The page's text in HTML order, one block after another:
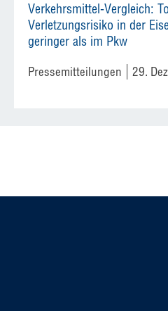
Verkehrsmittel-Vergleich:
Verletzungsrisiko in der
geringer als im Pkw
Pressemitteilungen 29.